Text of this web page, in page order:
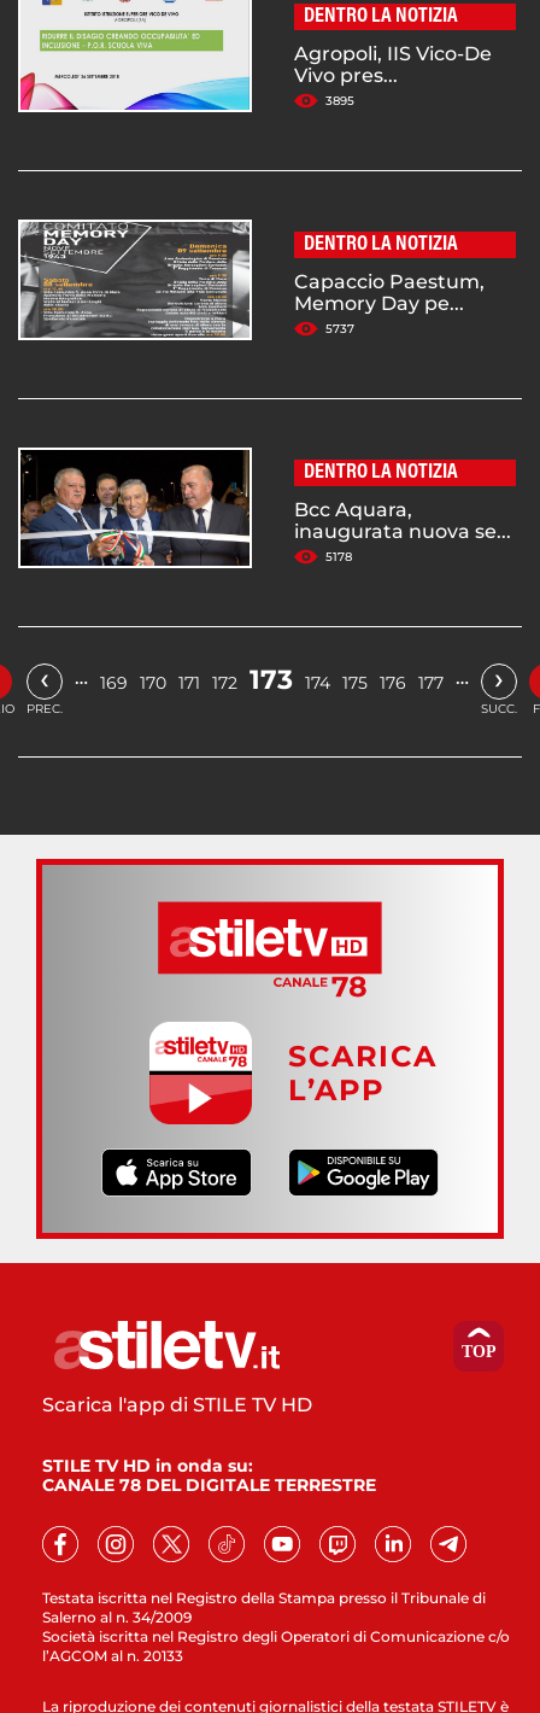
DENTRO LA NOTIZIA
Agropoli, IIS Vico-De
Vivo pres...
3895
DENTRO LA NOTIZIA
Capaccio Paestum,
Memory Day pe...
5737
DENTRO LA NOTIZIA
Bcc Aquara,
inaugurata nuova se...
5178
‹
PREC.
… 169 170 171 172 173 174 175 176 177 … ›
SUCC.
SCARICA
L’APP
Testata iscritta nel Registro della Stampa presso il Tribunale di
Salerno al n. 34/2009
Società iscritta nel Registro degli Operatori di Comunicazione c/o
l’AGCOM al n. 20133
Scarica l'app di STILE TV HD
STILE TV HD in onda su:
CANALE 78 DEL DIGITALE TERRESTRE
La riproduzione dei contenuti giornalistici della testata STILETV è